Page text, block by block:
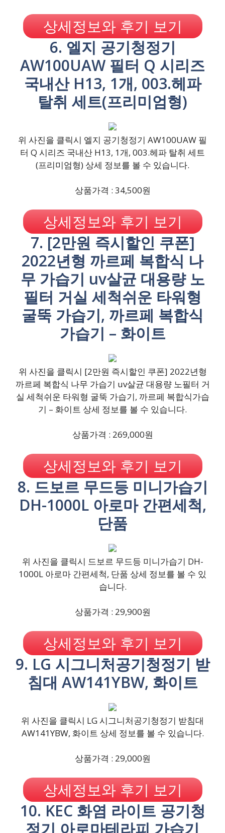
상세정보와 후기 보기
6. 엘지 공기청정기
AW100UAW 필터 Q 시리즈
국내산 H13, 1개, 003.헤파
탈취 세트(프리미엄형)
위 사진을 클릭시 엘지 공기청정기 AW100UAW 필
터 Q 시리즈 국내산 H13, 1개, 003.헤파 탈취 세트
(프리미엄형) 상세 정보를 볼 수 있습니다.
상품가격 : 34,500원
상세정보와 후기 보기
7. [2만원 즉시할인 쿠폰]
2022년형 까르페 복합식 나
무 가습기 uv살균 대용량 노
필터 거실 세척쉬운 타워형
굴뚝 가습기, 까르페 복합식
가습기 – 화이트
위 사진을 클릭시 [2만원 즉시할인 쿠폰] 2022년형
까르페 복합식 나무 가습기 uv살균 대용량 노필터 거
실 세척쉬운 타워형 굴뚝 가습기, 까르페 복합식가습
기 – 화이트 상세 정보를 볼 수 있습니다.
상품가격 : 269,000원
상세정보와 후기 보기
8. 드보르 무드등 미니가습기
DH-1000L 아로마 간편세척,
단품
위 사진을 클릭시 드보르 무드등 미니가습기 DH-
1000L 아로마 간편세척, 단품 상세 정보를 볼 수 있
습니다.
상품가격 : 29,900원
상세정보와 후기 보기
9. LG 시그니처공기청정기 받
침대 AW141YBW, 화이트
위 사진을 클릭시 LG 시그니처공기청정기 받침대
AW141YBW, 화이트 상세 정보를 볼 수 있습니다.
상품가격 : 29,000원
상세정보와 후기 보기
10. KEC 화염 라이트 공기청
정기 아로마테라피 가습기